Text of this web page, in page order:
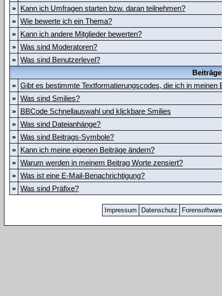
» Kann ich Umfragen starten bzw. daran teilnehmen?
» Wie bewerte ich ein Thema?
» Kann ich andere Mitglieder bewerten?
» Was sind Moderatoren?
» Was sind Benutzerlevel?
» Gibt es bestimmte Textformatierungscodes, die ich in meinen
» Was sind Smilies?
» BBCode Schnellauswahl und klickbare Smilies
» Was sind Dateianhänge?
» Was sind Beitrags-Symbole?
» Kann ich meine eigenen Beiträge ändern?
» Warum werden in meinem Beitrag Worte zensiert?
» Was ist eine E-Mail-Benachrichtigung?
» Was sind Präfixe?
Impressum Datenschutz